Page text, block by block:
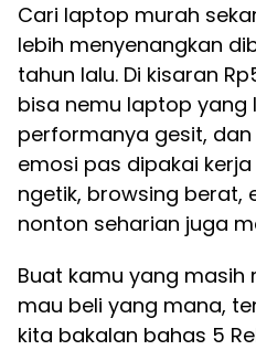
Cari laptop murah
lebih menyenangkan
tahun lalu. Di kisaran
bisa nemu laptop yang
performanya gesit,
emosi pas dipakai
ngetik, browsing berat,
nonton seharian juga
Buat kamu yang
mau beli yang mana,
kita bakalan bahas 5